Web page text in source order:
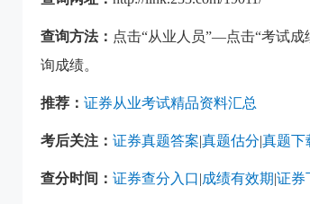
查询方法： 点击“从业人员”—点击“考试
询成绩。
推荐： 证券从业考试精品资料汇总
考后关注： 证券真题答案|真题估分|真题下
查分时间： 证券查分入口|成绩有效期|证券